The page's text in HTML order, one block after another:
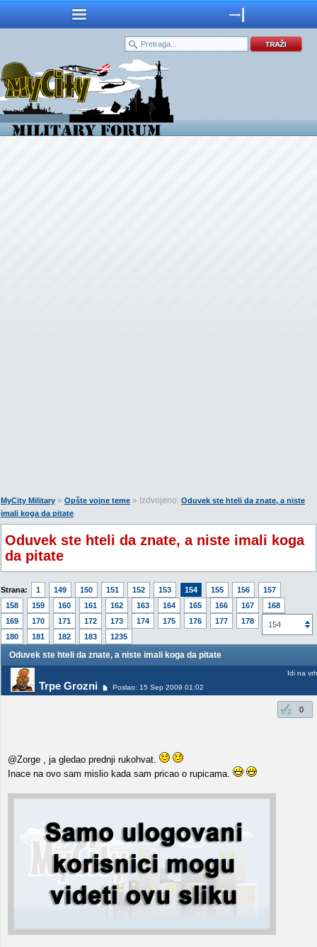
MyCity Military » Opšte vojne teme » Izdvojeno: Oduvek ste hteli da znate, a niste
imali koga da pitate
Oduvek ste hteli da znate, a niste imali koga
da pitate
Strana: 1 149 150 151 152 153 154 155 156
157
158
159 160 161 162 163 164 165 166 167
168
169
170 171 172 173 174 175 176 177 178
179
180
181 182 183 1235
154
Oduvek ste hteli da znate, a niste imali koga da pitate
Trpe Grozni Poslao: 15 Sep 2009 01:02
Idi na vrh
0
@Zorge , ja gledao prednji rukohvat.
Inace na ovo sam mislio kada sam pricao o rupicama.